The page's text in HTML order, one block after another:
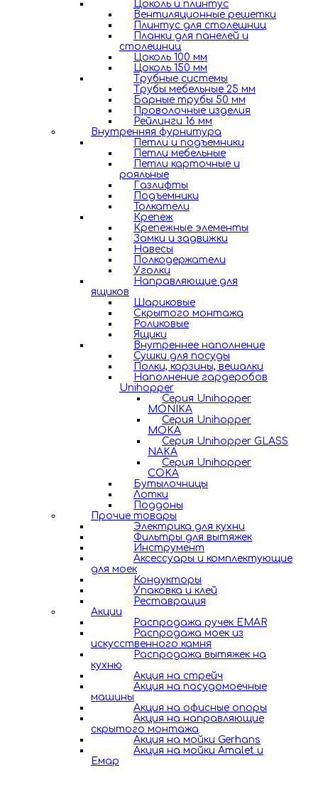
Цоколь и плинтус
Вентиляционные решетки
Плинтус для столешниц
Планки для панелей и
столешниц
Цоколь 100 мм
Цоколь 150 мм
Трубные системы
Трубы мебельные 25 мм
Барные трубы 50 мм
Проволочные изделия
Рейлинги 16 мм
Внутренняя фурнитура
Петли и подъемники
Петли мебельные
Петли карточные и
рояльные
Газлифты
Подъемники
Толкатели
Крепеж
Крепежные элементы
Замки и задвижки
Навесы
Полкодержатели
Уголки
Направляющие для
ящиков
Шариковые
Скрытого монтажа
Роликовые
Ящики
Внутреннее наполнение
Сушки для посуды
Полки, корзины, вешалки
Наполнение гардеробов
Unihopper
Серия Unihopper
MONIKA
Серия Unihopper
MOKA
Серия Unihopper GLASS
NAKA
Серия Unihopper
COKA
Бутылочницы
Лотки
Поддоны
Прочие товары
Электрика для кухни
Фильтры для вытяжек
Инструмент
Аксессуары и комплектующие
для моек
Кондукторы
Упаковка и клей
Реставрация
Акции
Распродажа ручек EMAR
Распродажа моек из
искусственного камня
Распродажа вытяжек на
кухню
Акция на стрейч
Акция на посудомоечные
машины
Акция на офисные опоры
Акция на направляющие
скрытого монтажа
Акция на мойки Gerhans
Акция на мойки Amalet и
Емар